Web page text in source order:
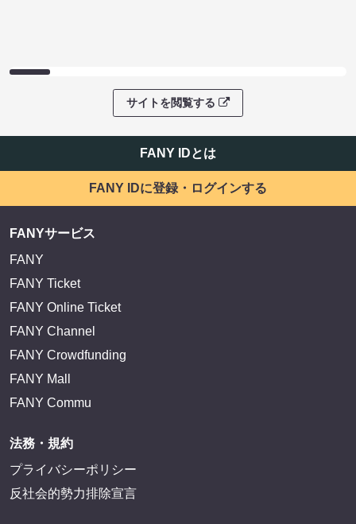
サイトを閲覧する
FANY IDとは
FANY IDに登録・ログインする
FANYサービス
FANY
FANY Ticket
FANY Online Ticket
FANY Channel
FANY Crowdfunding
FANY Mall
FANY Commu
法務・規約
プライバシーポリシー
反社会的勢力排除宣言